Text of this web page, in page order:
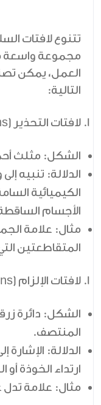
تتنوع لافتات
مجموعة واسعة
العمل، يمكن
التالية:
لافتات التحذير (Warning Signs):
الشكل: مثلث
الدلالة: تنبيه
الكيميائية
الأجسام
مثال: علامة
المتقاطعتين
لافتات الإلزام (Mandatory Signs):
الشكل: دائرة
المنتصف.
الدلالة: الإشارة
ارتداء الخوذة أو
مثال: علامة تدل